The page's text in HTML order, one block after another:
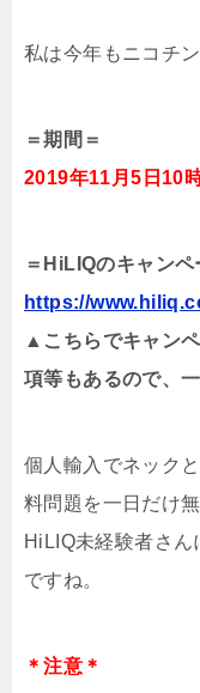
私は今年もニコチ
＝期間＝
2019年11月5日10
＝HiLIQのキャンペ
https://
▲こちらでキャン
項等もあるので、
個人輸入でネック
料問題を一日だけ
HiLIQ未経験者さ
ですね。
＊注意＊